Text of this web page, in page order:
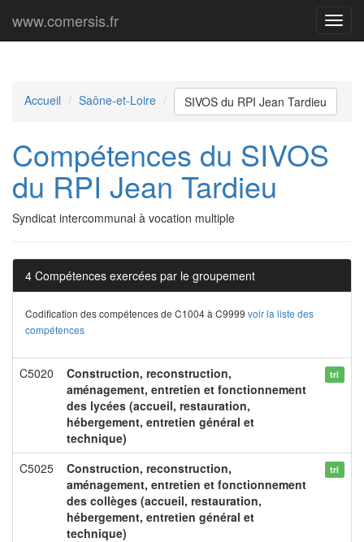
Menu
www.comersis.fr
Accueil Saône-et-Loire SIVOS du RPI Jean Tardieu
Compétences du SIVOS
du RPI Jean Tardieu
Syndicat intercommunal à vocation multiple
4 Compétences exercées par le groupement
Codification des compétences de C1004 à C9999 voir la liste des
compétences
C5020
Construction, reconstruction,
aménagement, entretien et fonctionnement
des lycées (accueil, restauration,
hébergement, entretien général et
technique)
tri
C5025
Construction, reconstruction,
aménagement, entretien et fonctionnement
des collèges (accueil, restauration,
hébergement, entretien général et
technique)
tri